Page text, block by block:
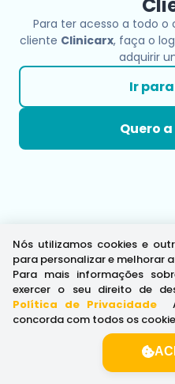
Para ter acesso a todo
cliente Clinicarx, faça o
adquirir
Ir
Quero
Nós utilizamos cookies e
para personalizar e melhorar
Para mais informações
exercer o seu direito de
Política de Privacidade.
concorda com todos os